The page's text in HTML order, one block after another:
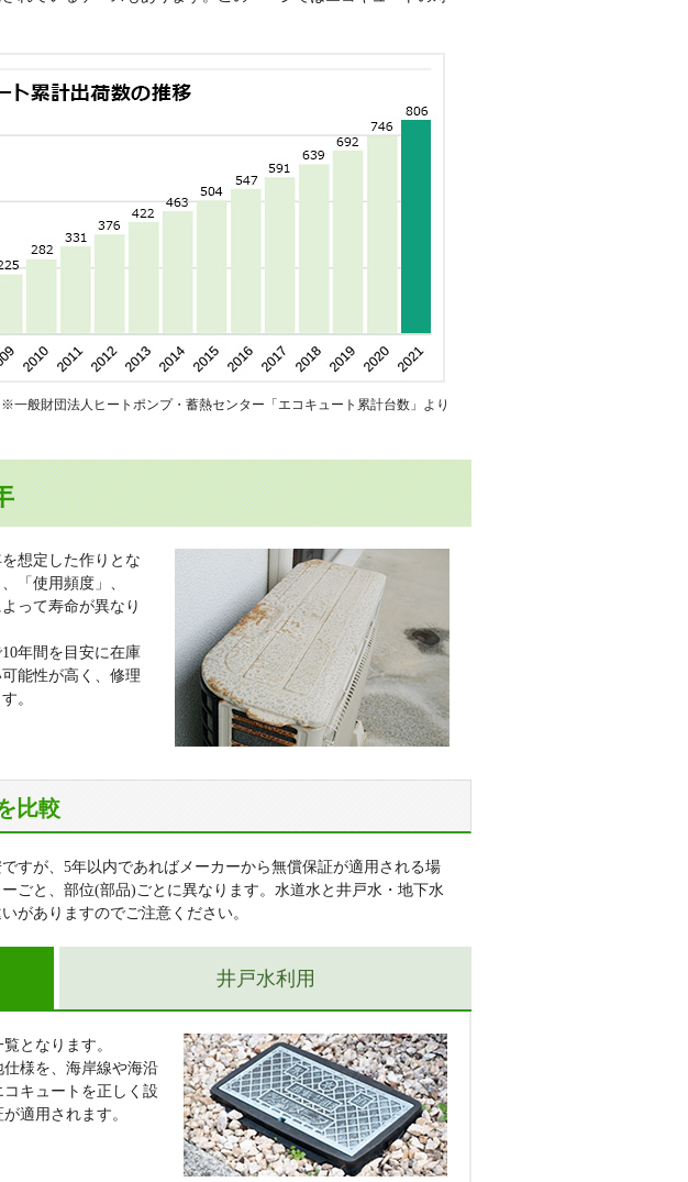
※一般財団法人ヒートポンプ・蓄熱センター「エコキュート累計台数」より
想定した作りとな
「使用頻度」、
って寿命が異なり
年間を目安に在庫
能性が高く、修理
。
比較
すが、5年以内であればメーカーから無償保証が適用される場
ごと、部位(部品)ごとに異なります。水道水と井戸水・地下水
がありますのでご注意ください。
となります。
様を、海岸線や海沿
キュートを正しく設
適用されます。
井戸水利用